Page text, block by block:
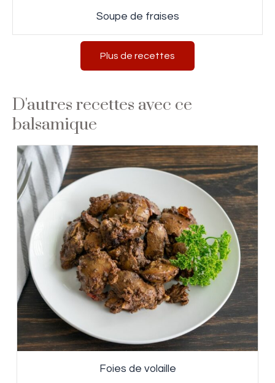
Soupe de fraises
Plus de recettes
D'autres recettes avec ce
balsamique
Foies de volaille